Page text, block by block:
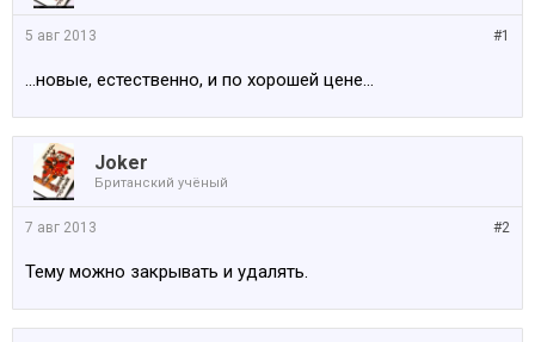
#1
5 авг 2013
...новые, естественно, и по хорошей цене...
Joker
Британский учёный
#2
7 авг 2013
Тему можно закрывать и удалять.